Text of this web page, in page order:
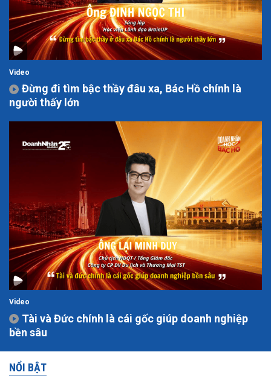
Video
Đừng đi tìm bậc thầy đâu xa, Bác Hồ chính là
người thấy lớn
Video
Tài và Đức chính là cái gốc giúp doanh nghiệp
bền sâu
NỔI BẬT